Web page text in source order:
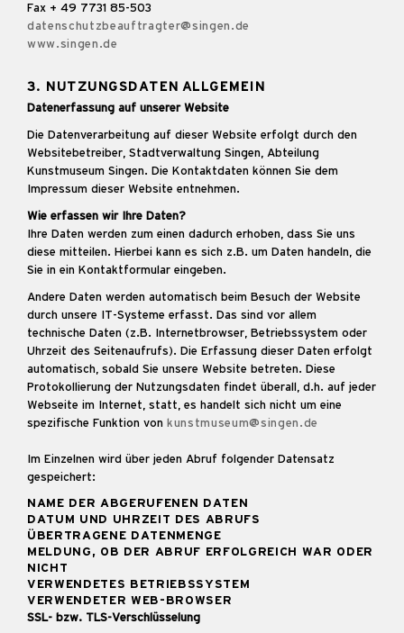
Fax + 49 7731 85-503
datenschutzbeauftragter@singen.de
www.singen.de
3. NUTZUNGSDATEN ALLGEMEIN
Datenerfassung auf unserer Website
Die Datenverarbeitung auf dieser Website erfolgt durch den
Websitebetreiber, Stadtverwaltung Singen, Abteilung
Kunstmuseum Singen. Die Kontaktdaten können Sie dem
Impressum dieser Website entnehmen.
Wie erfassen wir Ihre Daten?
Ihre Daten werden zum einen dadurch erhoben, dass Sie uns
diese mitteilen. Hierbei kann es sich z.B. um Daten handeln, die
Sie in ein Kontaktformular eingeben.
Andere Daten werden automatisch beim Besuch der Website
durch unsere IT-Systeme erfasst. Das sind vor allem
technische Daten (z.B. Internetbrowser, Betriebssystem oder
Uhrzeit des Seitenaufrufs). Die Erfassung dieser Daten erfolgt
automatisch, sobald Sie unsere Website betreten. Diese
Protokollierung der Nutzungsdaten findet überall, d.h. auf jeder
Webseite im Internet, statt, es handelt sich nicht um eine
spezifische Funktion von kunstmuseum@singen.de
Im Einzelnen wird über jeden Abruf folgender Datensatz
gespeichert:
NAME DER ABGERUFENEN DATEN
DATUM UND UHRZEIT DES ABRUFS
ÜBERTRAGENE DATENMENGE
MELDUNG, OB DER ABRUF ERFOLGREICH WAR ODER
NICHT
VERWENDETES BETRIEBSSYSTEM
VERWENDETER WEB-BROWSER
SSL- bzw. TLS-Verschlüsselung